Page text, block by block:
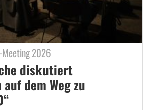
2026
diskutiert
dem Weg zu